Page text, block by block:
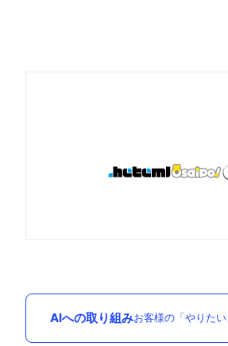
AIへの取り組みお客様の「やりた